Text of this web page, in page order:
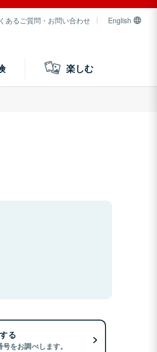
あるご質問・お問い合わせ English
楽しむ
る
をお調べします。